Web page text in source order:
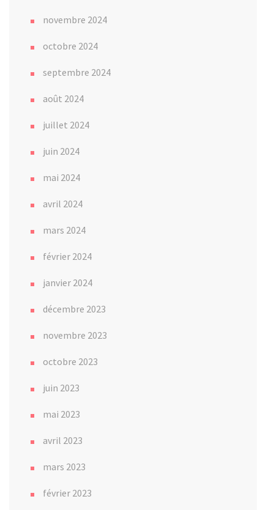
novembre 2024
octobre 2024
septembre 2024
août 2024
juillet 2024
juin 2024
mai 2024
avril 2024
mars 2024
février 2024
janvier 2024
décembre 2023
novembre 2023
octobre 2023
juin 2023
mai 2023
avril 2023
mars 2023
février 2023